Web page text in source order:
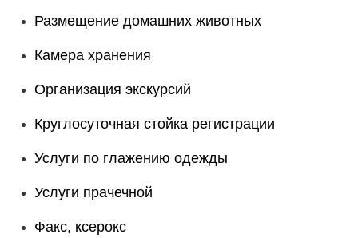
Размещение домашних животных
Камера хранения
Организация экскурсий
Круглосуточная стойка регистрации
Услуги по глажению одежды
Услуги прачечной
Факс, ксерокс